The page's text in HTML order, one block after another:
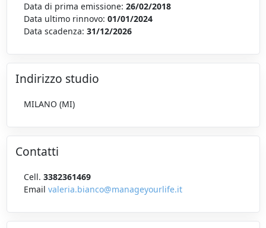
Data di prima emissione: 26/02/2018
Data ultimo rinnovo: 01/01/2024
Data scadenza: 31/12/2026
Indirizzo studio
MILANO (MI)
Contatti
Cell. 3382361469
Email valeria.bianco@manageyourlife.it